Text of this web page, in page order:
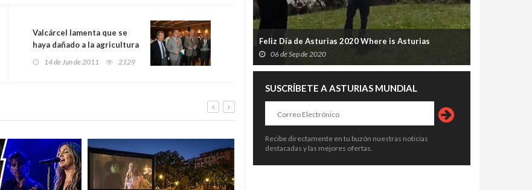
Valcárcel lamenta que se
haya dañado a la agricultura
española y no se la
14 de Jun de 2011 2129
Feliz Día de Asturias 2020 Where is Asturias
06 de Sep de 2020
SUSCRÍBETE A ASTURIAS MUNDIAL
Recibe directamente en tu buzón nuestras noticias
destacadas y las mejores ofertas.